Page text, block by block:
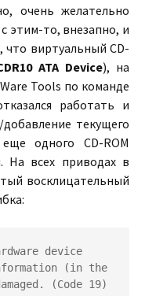
очень желательно
этим-то, внезапно, и
виртуальный CD-
ATA Device), на
Tools по команде
работать и
текущего
одного CD-ROM
На всех приводах в
восклицательный
device
(in the
(Code 19)